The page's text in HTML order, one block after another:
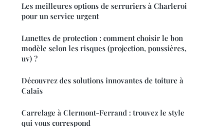
Les meilleures options de serruriers à Charleroi
pour un service urgent
Lunettes de protection : comment choisir le bon
modèle selon les risques (projection, poussières,
uv) ?
Découvrez des solutions innovantes de toiture à
Calais
Carrelage à Clermont-Ferrand : trouvez le style
qui vous correspond